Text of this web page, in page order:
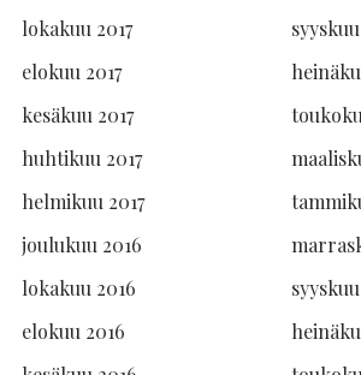
lokakuu 2017
elokuu 2017
kesäkuu 2017
huhtikuu 2017
helmikuu 2017
joulukuu 2016
lokakuu 2016
elokuu 2016